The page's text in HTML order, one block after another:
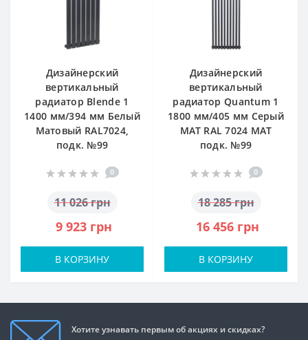
Дизайнерский
вертикальный
радиатор Blende 1
1400 мм/394 мм Белый
Матовый RAL7024,
подк. №99
0
11 026 грн
9 923 грн
В КОРЗИНУ
Дизайнерский
вертикальный
радиатор Quantum 1
1800 мм/405 мм Серый
МАТ RAL 7024 МАТ
подк. №99
0
18 285 грн
16 456 грн
В КОРЗИНУ
Хотите узнавать первым об акциях и скидках?